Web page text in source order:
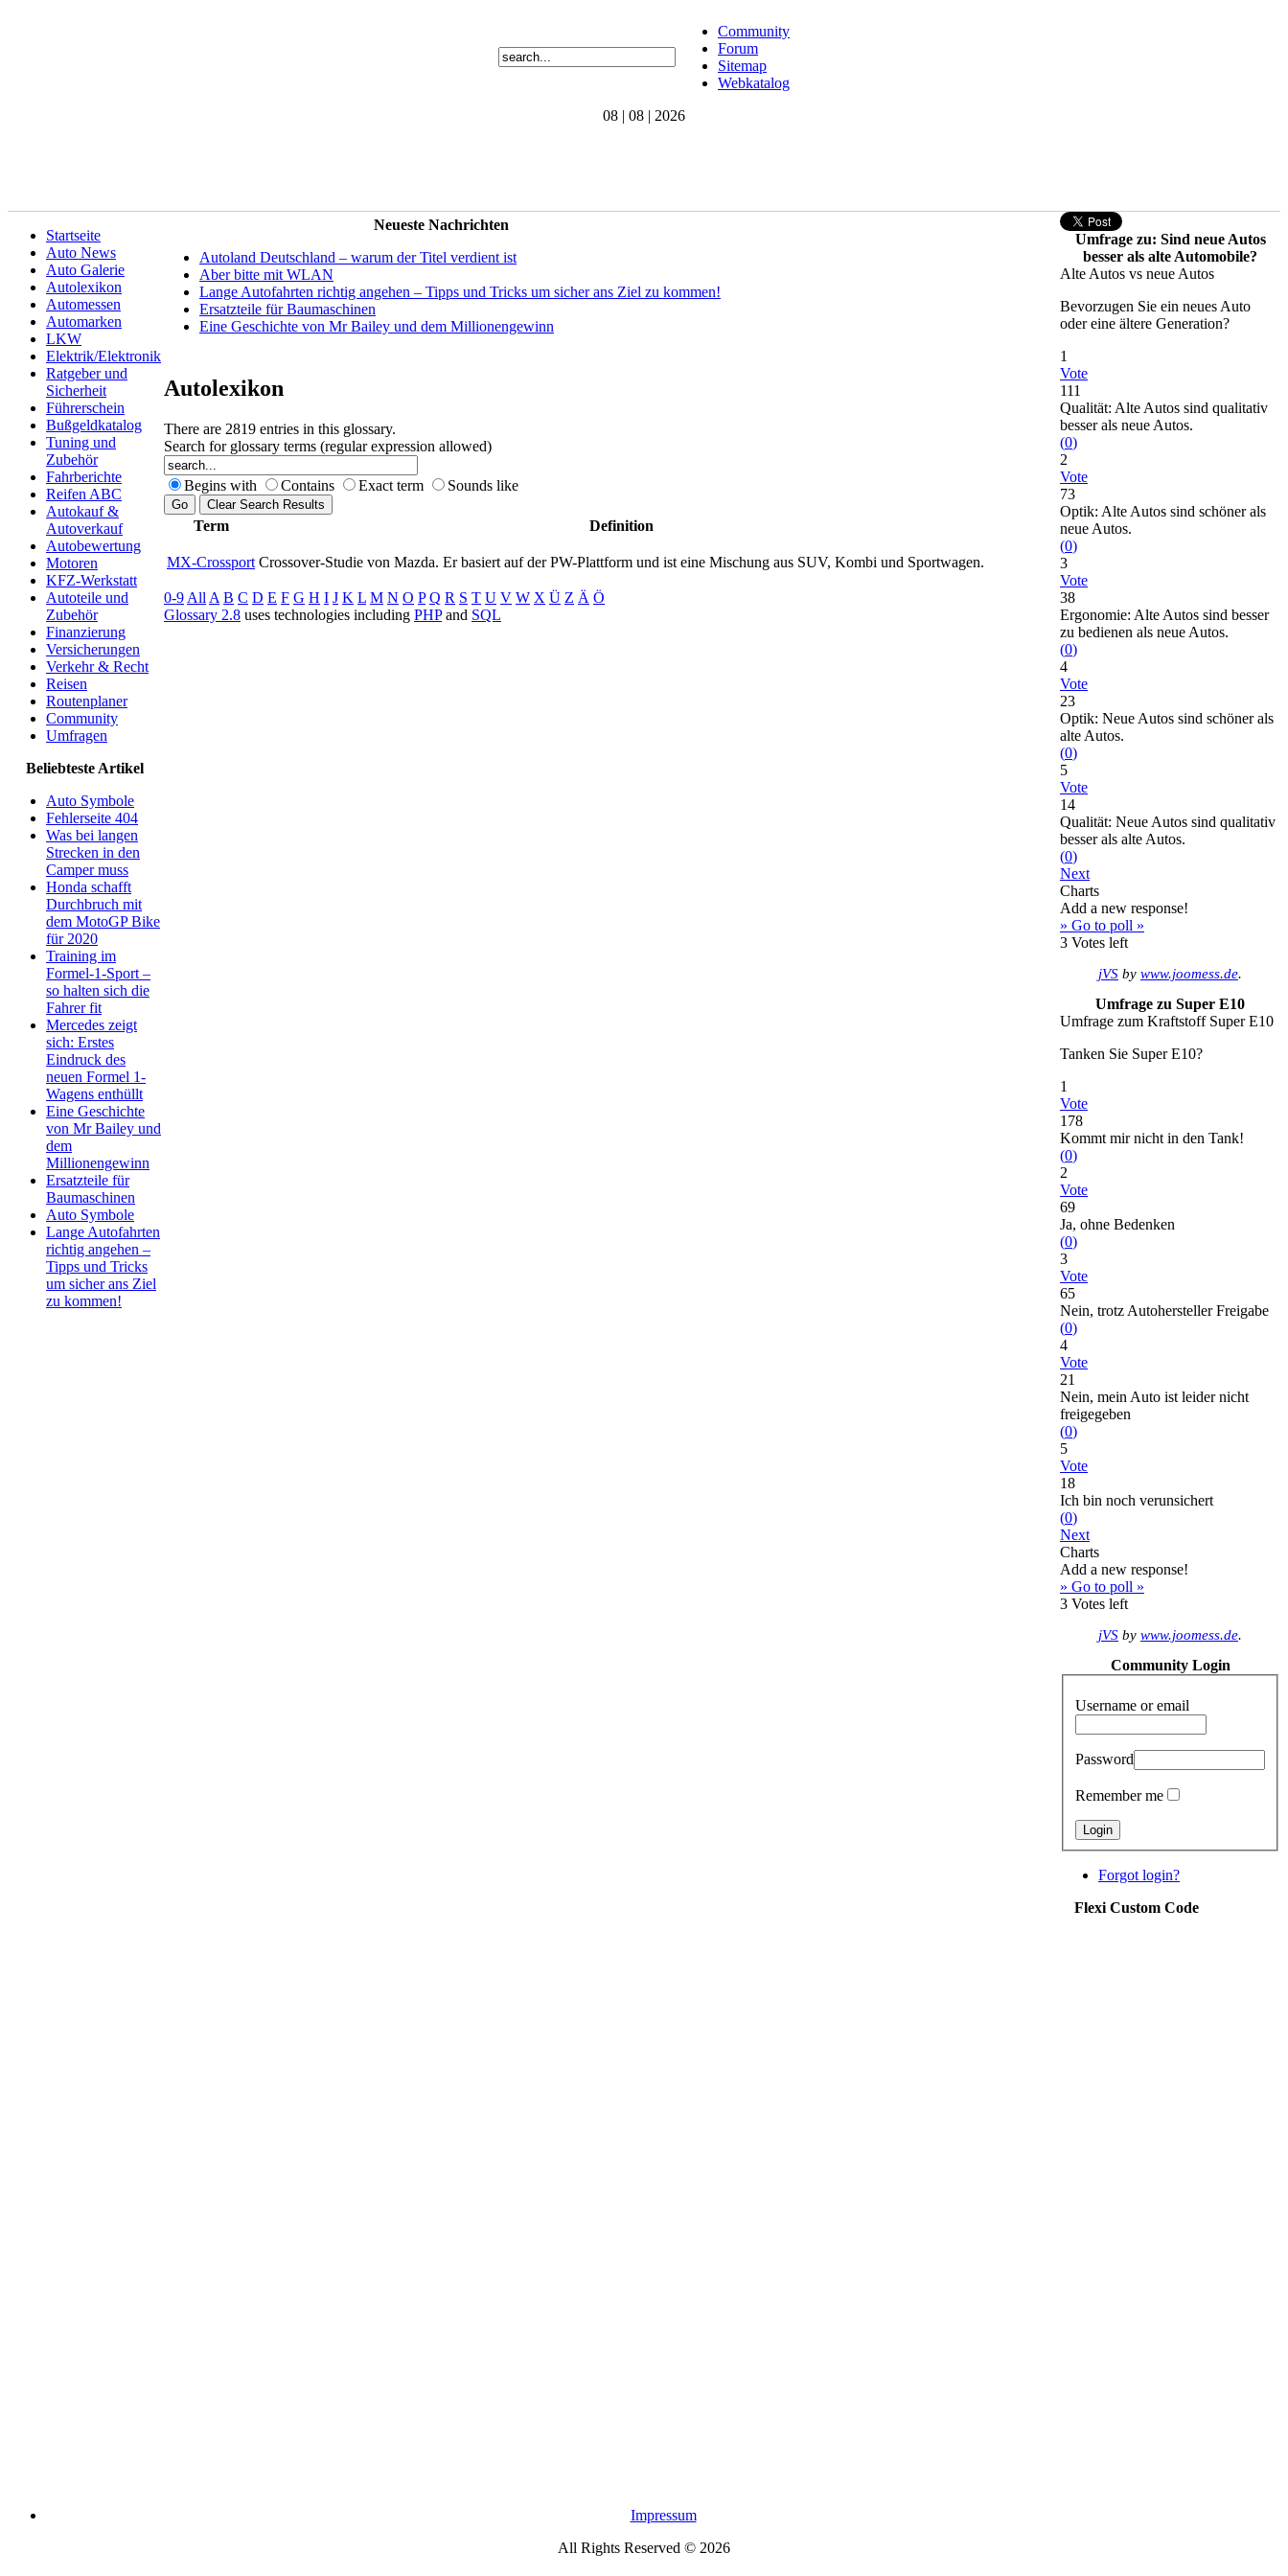
Community
Forum
Sitemap
Webkatalog
08 | 08 | 2026
Startseite
Auto News
Auto Galerie
Autolexikon
Automessen
Automarken
LKW
Elektrik/Elektronik
Ratgeber und
Sicherheit
Führerschein
Bußgeldkatalog
Tuning und
Zubehör
Fahrberichte
Reifen ABC
Autokauf &
Autoverkauf
Autobewertung
Motoren
KFZ-Werkstatt
Autoteile und
Zubehör
Finanzierung
Versicherungen
Verkehr & Recht
Reisen
Routenplaner
Community
Umfragen
Beliebteste Artikel
Auto Symbole
Fehlerseite 404
Was bei langen
Strecken in den
Camper muss
Honda schafft
Durchbruch mit
dem MotoGP Bike
für 2020
Training im
Formel-1-Sport –
so halten sich die
Fahrer fit
Mercedes zeigt
sich: Erstes
Eindruck des
neuen Formel 1-
Wagens enthüllt
Eine Geschichte
von Mr Bailey und
dem
Millionengewinn
Ersatzteile für
Baumaschinen
Auto Symbole
Lange Autofahrten
richtig angehen –
Tipps und Tricks
um sicher ans Ziel
zu kommen!
Neueste Nachrichten
Autoland Deutschland – warum der Titel verdient ist
Aber bitte mit WLAN
Lange Autofahrten richtig angehen – Tipps und Tricks um sicher ans Ziel zu kommen!
Ersatzteile für Baumaschinen
Eine Geschichte von Mr Bailey und dem Millionengewinn
Autolexikon
There are 2819 entries in this glossary.
Search for glossary terms (regular expression allowed)
Begins with Contains Exact term Sounds like
Term Definition
MX-Crossport Crossover-Studie von Mazda. Er basiert auf der PW-Plattform und ist eine Mischung aus SUV, Kombi und Sportwagen.
0-9 All A B C D E F G H I J K L M N O P Q R S T U V W X Ü Z Ä Ö
Glossary 2.8 uses technologies including PHPand SQL
Umfrage zu: Sind neue Autos
besser als alte Automobile?
Alte Autos vs neue Autos
Bevorzugen Sie ein neues Auto
oder eine ältere Generation?
1
Vote
111
Qualität: Alte Autos sind qualitativ
besser als neue Autos.
(0)
2
Vote
73
Optik: Alte Autos sind schöner als
neue Autos.
(0)
3
Vote
38
Ergonomie: Alte Autos sind besser
zu bedienen als neue Autos.
(0)
4
Vote
23
Optik: Neue Autos sind schöner als
alte Autos.
(0)
5
Vote
14
Qualität: Neue Autos sind qualitativ
besser als alte Autos.
(0)
Next
Charts
Add a new response!
» Go to poll »
3 Votes left
jVS by www.joomess.de.
Umfrage zu Super E10
Umfrage zum Kraftstoff Super E10
Tanken Sie Super E10?
1
Vote
178
Kommt mir nicht in den Tank!
(0)
2
Vote
69
Ja, ohne Bedenken
(0)
3
Vote
65
Nein, trotz Autohersteller Freigabe
(0)
4
Vote
21
Nein, mein Auto ist leider nicht
freigegeben
(0)
5
Vote
18
Ich bin noch verunsichert
(0)
Next
Charts
Add a new response!
» Go to poll »
3 Votes left
jVS by www.joomess.de.
Community Login
Username or email
Password
Remember me
Forgot login?
Flexi Custom Code
Impressum
All Rights Reserved © 2026